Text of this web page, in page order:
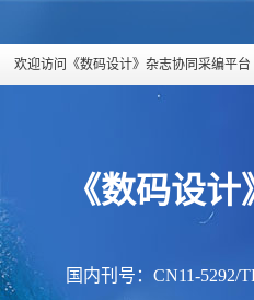
欢迎访问《数码设计》杂志协同采编平台
《数码设计
国内刊号：CN11-5292/